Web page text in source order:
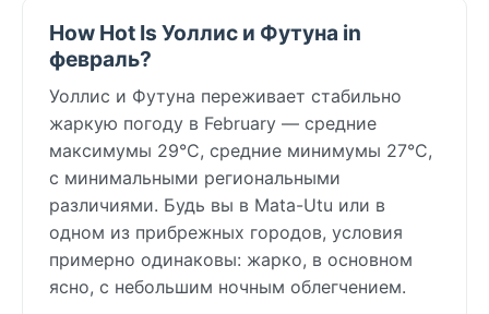
How Hot Is Уоллис и Футуна in
февраль?
Уоллис и Футуна переживает стабильно
жаркую погоду в February — средние
максимумы 29°C, средние минимумы 27°C,
с минимальными региональными
различиями. Будь вы в Mata-Utu или в
одном из прибрежных городов, условия
примерно одинаковы: жарко, в основном
ясно, с небольшим ночным облегчением.